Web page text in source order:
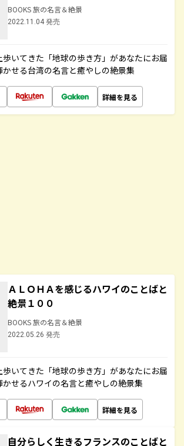
BOOKS 旅の名言＆絶景
2022.11.04 発売
いてきた「地球の歩き方」があなたにお届
かせる台湾の名言と癒やしの絶景集
詳細を見る
ＡＬＯＨＡを感じるハワイのことばと
絶景１００
BOOKS 旅の名言＆絶景
2022.05.26 発売
いてきた「地球の歩き方」があなたにお届
かせるハワイの名言と癒やしの絶景集
詳細を見る
自分らしく生きるフランスのことばと